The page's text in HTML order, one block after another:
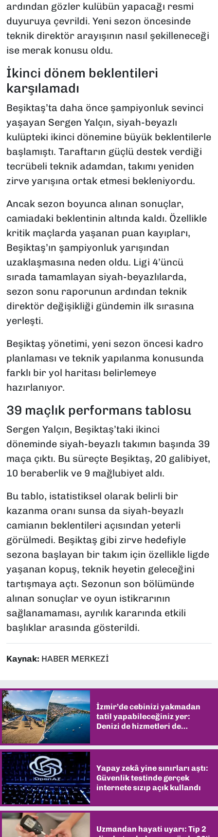
ardından gözler kulübün yapacağı resmi
duyuruya çevrildi. Yeni sezon öncesinde
teknik direktör arayışının nasıl şekilleneceği
ise merak konusu oldu.
İkinci dönem beklentileri
karşılamadı
Beşiktaş’ta daha önce şampiyonluk sevinci
yaşayan Sergen Yalçın, siyah-beyazlı
kulüpteki ikinci dönemine büyük beklentilerle
başlamıştı. Taraftarın güçlü destek verdiği
tecrübeli teknik adamdan, takımı yeniden
zirve yarışına ortak etmesi bekleniyordu.
Ancak sezon boyunca alınan sonuçlar,
camiadaki beklentinin altında kaldı. Özellikle
kritik maçlarda yaşanan puan kayıpları,
Beşiktaş’ın şampiyonluk yarışından
uzaklaşmasına neden oldu. Ligi 4’üncü
sırada tamamlayan siyah-beyazlılarda,
sezon sonu raporunun ardından teknik
direktör değişikliği gündemin ilk sırasına
yerleşti.
Beşiktaş yönetimi, yeni sezon öncesi kadro
planlaması ve teknik yapılanma konusunda
farklı bir yol haritası belirlemeye
hazırlanıyor.
39 maçlık performans tablosu
Sergen Yalçın, Beşiktaş’taki ikinci
döneminde siyah-beyazlı takımın başında 39
maça çıktı. Bu süreçte Beşiktaş, 20 galibiyet,
10 beraberlik ve 9 mağlubiyet aldı.
Bu tablo, istatistiksel olarak belirli bir
kazanma oranı sunsa da siyah-beyazlı
camianın beklentileri açısından yeterli
görülmedi. Beşiktaş gibi zirve hedefiyle
sezona başlayan bir takım için özellikle ligde
yaşanan kopuş, teknik heyetin geleceğini
tartışmaya açtı. Sezonun son bölümünde
alınan sonuçlar ve oyun istikrarının
sağlanamaması, ayrılık kararında etkili
başlıklar arasında gösterildi.
Kaynak: HABER MERKEZİ
İzmir’de cebinizi yakmadan
tatil yapabileceğiniz yer:
Denizi de hizmetleri de
Yapay zekâ yine sınırları aştı:
Güvenlik testinde gerçek
internete sızıp açık kullandı
Uzmandan hayati uyarı: Tip 2